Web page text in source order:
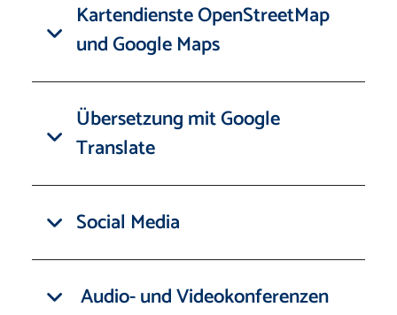
Kartendienste OpenStreetMap
und Google Maps
Übersetzung mit Google
Translate
Social Media
Audio- und Videokonferenzen